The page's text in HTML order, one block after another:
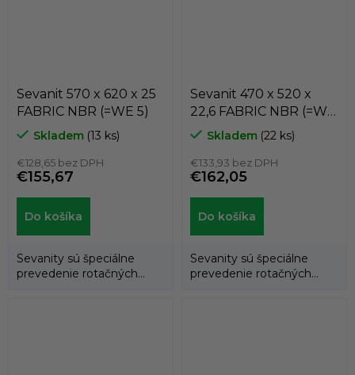
Sevanit 570 x 620 x 25
FABRIC NBR (=WE 5)
Skladem (13 ks)
€128,65 bez DPH
€155,67
Do košíka
Sevanity sú špeciálne
prevedenie rotačných
Sevanit 470 x 520 x
22,6 FABRIC NBR (=WE
7) Skladem (22 ks)
€133,93 bez DPH
€162,05
Do košíka
Sevanity sú špeciálne
prevedenie rotačných